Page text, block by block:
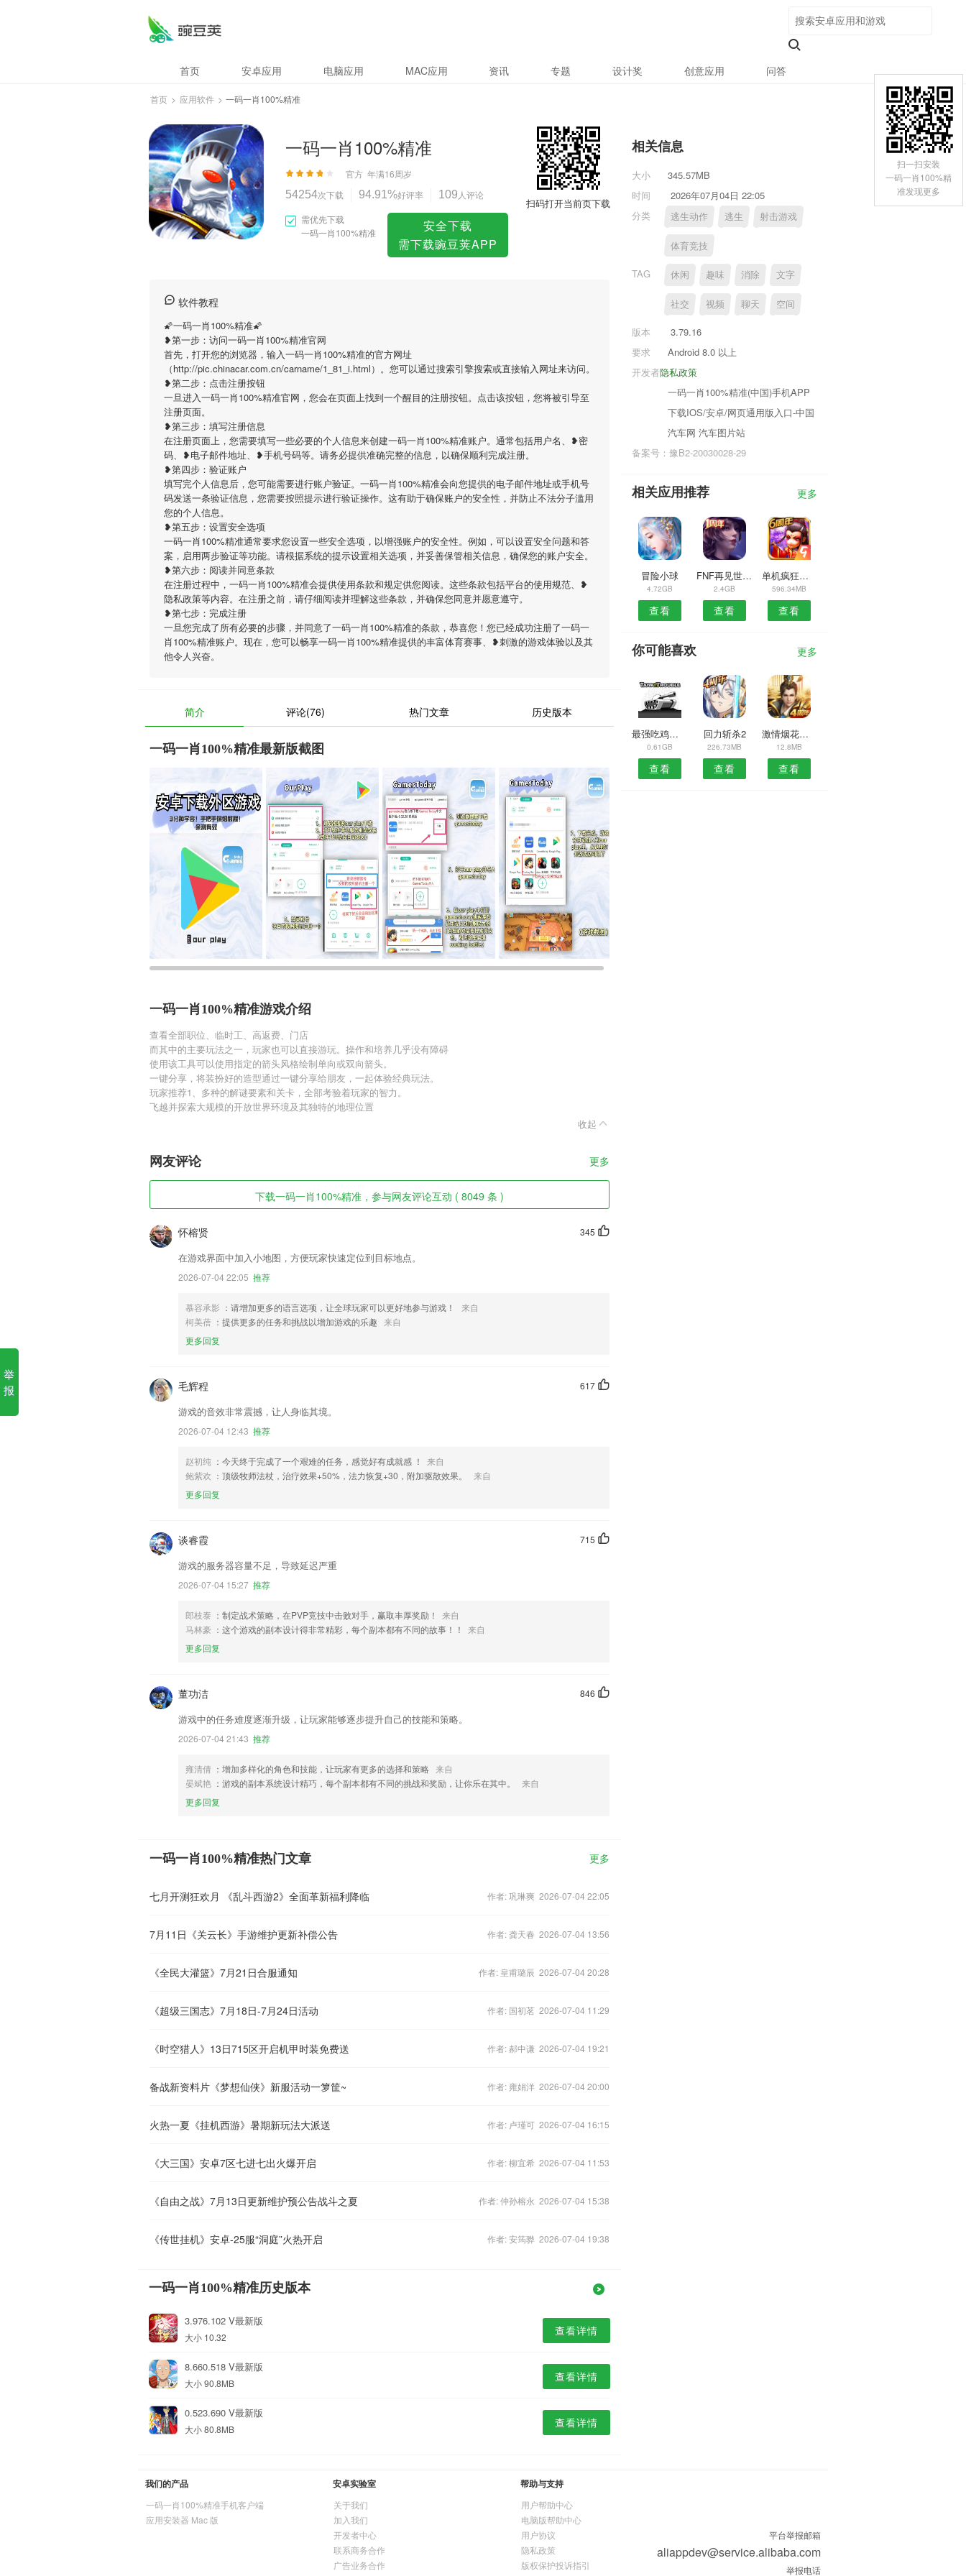
首页 安卓应用 电脑应用 MAC应用 资讯 专题 设计奖 创意应用 问答
首页 > 应用软件 > 一码一肖100%精准
一码一肖100%精准
官方 年满16周岁
54254次下载 94.91%好评率 109 人评论
需优先下载
一码一肖100%精准
安全下载
需下载豌豆荚APP
扫码打开当前页下载
软件教程
🌠一码一肖100%精准🌠
❥第一步：访问一码一肖100%精准官网
首先，打开您的浏览器，输入一码一肖100%精准的官方网址
（http://pic.chinacar.com.cn/carname/1_81_i.html）。您可以通过搜索引擎搜索或直接输入网址来访问。
❥第二步：点击注册按钮
一旦进入一码一肖100%精准官网，您会在页面上找到一个醒目的注册按钮。点击该按钮，您将被引导至
注册页面。
❥第三步：填写注册信息
在注册页面上，您需要填写一些必要的个人信息来创建一码一肖100%精准账户。通常包括用户名、❥密
码、❥电子邮件地址、❥手机号码等。请务必提供准确完整的信息，以确保顺利完成注册。
❥第四步：验证账户
填写完个人信息后，您可能需要进行账户验证。一码一肖100%精准会向您提供的电子邮件地址或手机号
码发送一条验证信息，您需要按照提示进行验证操作。这有助于确保账户的安全性，并防止不法分子滥用
您的个人信息。
❥第五步：设置安全选项
一码一肖100%精准通常要求您设置一些安全选项，以增强账户的安全性。例如，可以设置安全问题和答
案，启用两步验证等功能。请根据系统的提示设置相关选项，并妥善保管相关信息，确保您的账户安全。
❥第六步：阅读并同意条款
在注册过程中，一码一肖100%精准会提供使用条款和规定供您阅读。这些条款包括平台的使用规范、❥
隐私政策等内容。在注册之前，请仔细阅读并理解这些条款，并确保您同意并愿意遵守。
❥第七步：完成注册
一旦您完成了所有必要的步骤，并同意了一码一肖100%精准的条款，恭喜您！您已经成功注册了一码一
肖100%精准账户。现在，您可以畅享一码一肖100%精准提供的丰富体育赛事、❥刺激的游戏体验以及其
他令人兴奋。
简介 评论(76) 热门文章 历史版本
一码一肖100%精准最新版截图
一码一肖100%精准游戏介绍
查看全部职位、临时工、高返费、门店
而其中的主要玩法之一，玩家也可以直接游玩。操作和培养几乎没有障碍
使用该工具可以使用指定的箭头风格绘制单向或双向箭头。
一键分享，将装扮好的造型通过一键分享给朋友，一起体验经典玩法。
玩家推荐1、多种的解谜要素和关卡，全部考验着玩家的智力。
飞越并探索大规模的开放世界环境及其独特的地理位置
收起
网友评论 更多
下载一码一肖100%精准，参与网友评论互动 ( 8049 条 )
345
怀榕贤
在游戏界面中加入小地图，方便玩家快速定位到目标地点。
2026-07-04 22:05 推荐
慕容承影 ：请增加更多的语言选项，让全球玩家可以更好地参与游戏！
来自
柯美蓓 ：提供更多的任务和挑战以增加游戏的乐趣 来自
更多回复
617
毛辉程
游戏的音效非常震撼，让人身临其境。
2026-07-04 12:43 推荐
赵初纯 ：今天终于完成了一个艰难的任务，感觉好有成就感 ！
来自
鲍紫欢 ：顶级牧师法杖，治疗效果+50%，法力恢复+30，附加驱散效果。
来自
更多回复
715
谈睿霞
游戏的服务器容量不足，导致延迟严重
2026-07-04 15:27 推荐
郎枝泰 ：制定战术策略，在PVP竞技中击败对手，赢取丰厚奖励！
来自
马林豪 ：这个游戏的副本设计得非常精彩，每个副本都有不同的故事！！
来自
更多回复
846
董功洁
游戏中的任务难度逐渐升级，让玩家能够逐步提升自己的技能和策略。
2026-07-04 21:43 推荐
雍清倩 ：增加多样化的角色和技能，让玩家有更多的选择和策略 来自
晏斌艳 ：游戏的副本系统设计精巧，每个副本都有不同的挑战和奖励，让你乐在其中。
来自
更多回复
一码一肖100%精准热门文章 更多
七月开测狂欢月 《乱斗西游2》全面革新福利降临 作者: 巩琳爽 2026-07-04 22:05
7月11日《关云长》手游维护更新补偿公告 作者: 龚天春 2026-07-04 13:56
《全民大灌篮》7月21日合服通知 作者: 皇甫璐辰 2026-07-04 20:28
《超级三国志》7月18日-7月24日活动 作者: 国初茗 2026-07-04 11:29
《时空猎人》13日715区开启机甲时装免费送 作者: 郝中谦 2026-07-04 19:21
备战新资料片《梦想仙侠》新服活动一箩筐~ 作者: 雍娟洋 2026-07-04 20:00
火热一夏《挂机西游》暑期新玩法大派送 作者: 卢瑾可 2026-07-04 16:15
《大三国》安卓7区七进七出火爆开启 作者: 柳宜希 2026-07-04 11:53
《自由之战》7月13日更新维护预公告战斗之夏 作者: 仲孙榕永 2026-07-04 15:38
《传世挂机》安卓-25服“洞庭”火热开启 作者: 安筠骅 2026-07-04 19:38
一码一肖100%精准历史版本
3.976.102 V最新版
大小 10.32 查看详情
8.660.518 V最新版
大小 90.8MB 查看详情
0.523.690 V最新版
大小 80.8MB 查看详情
相关信息
大小
345.57MB
时间
2026年07月04日 22:05
分类
逃生动作 逃生 射击游戏
体育竞技
TAG 休闲 趣味 消除 文字
社交 视频 聊天 空间
版本
3.79.16
要求
Android 8.0 以上
隐私政策
开发者
一码一肖100%精准(中国)手机APP
下载IOS/安卓/网页通用版入口-中国
汽车网 汽车图片站
备案号：豫B2-20030028-29
相关应用推荐 更多
冒险小球
4.72GB
查看
FNF再见世界升级版
2.4GB
查看
单机疯狂猜字谜
596.34MB
查看
你可能喜欢 更多
最强吃鸡王手游
0.61GB
查看
回力斩杀2
226.73MB
查看
激情烟花传奇
12.8MB
查看
我们的产品
一码一肖100%精准手机客户端
应用安装器 Mac 版
安卓实验室
关于我们
加入我们
开发者中心
联系商务合作
广告业务合作
帮助与支持
用户帮助中心
电脑版帮助中心
用户协议
隐私政策
版权保护投诉指引
平台举报邮箱
aliappdev@service.alibaba.com
举报电话
扫一扫安装
一码一肖100%精
准发现更多
举
报